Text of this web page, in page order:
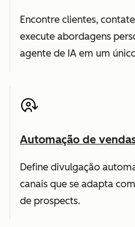
Encontre clientes,
execute abordagens
agente de IA em um
Automação de
Define divulgação
canais que se adapta
de prospects.